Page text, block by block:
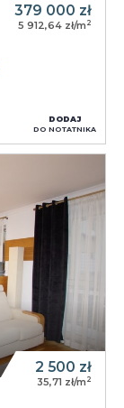
379 000 zł
5 912,64 zł/m 2
DODAJ
DO NOTATNIKA
2 500 zł
35,71 zł/m 2